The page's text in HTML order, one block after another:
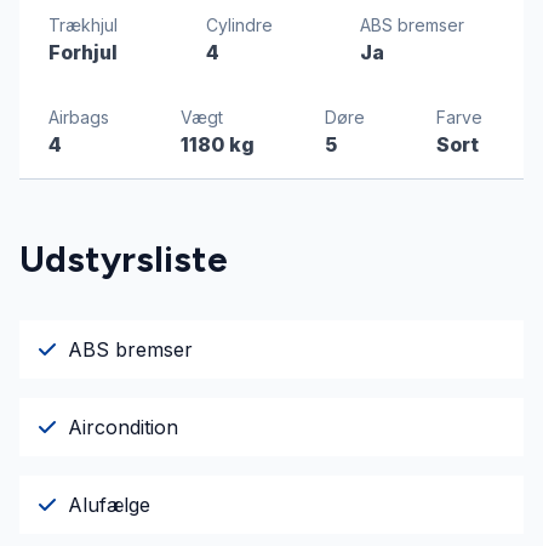
Trækhjul
Forhjul
Cylindre
4
ABS bremser
Ja
Airbags
4
Vægt
1180 kg
Døre
5
Farve
Sort
Udstyrsliste
ABS bremser
Aircondition
Alufælge